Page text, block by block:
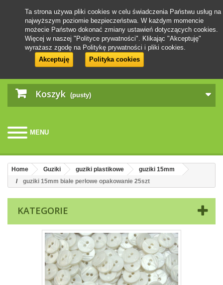
Koszyk (pusty)
MENU
Ta strona używa pliki cookies w celu świadczenia Państwu usług na
najwyższym poziomie bezpieczeństwa. W każdym momencie
możecie Państwo dokonać zmiany ustawień dotyczących cookies.
Więcej w naszej "Polityce prywatności". Klikając "Akceptuję"
wyrażasz zgodę na Politykę prywatności i pliki cookies.
Akceptuję
Polityka cookies
Home Guziki guziki plastikowe
guziki 15mm
guziki 15mm białe perłowe opakowanie 25szt
KATEGORIE